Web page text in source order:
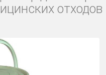
для